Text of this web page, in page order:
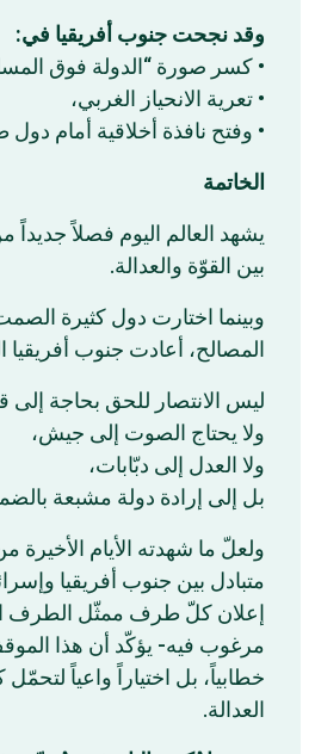
وقد نجحت جنوب أفريقيا في:
• كسر صورة “الدولة فوق
• تعرية الانحياز الغربي،
• وفتح نافذة أخلاقية أمام
الخاتمة
يشهد العالم اليوم فصلاً جديداً
بين القوّة والعدالة.
وبينما اختارت دول كثيرة
المصالح، أعادت جنوب أفريقيا
ليس الانتصار للحق بحاجة إلى
ولا يحتاج الصوت إلى جيش،
ولا العدل إلى دبّابات،
بل إلى إرادة دولة مشبعة
ولعلّ ما شهدته الأيام
متبادل بين جنوب أفريقيا
إعلان كلّ طرف ممثّل الطرف
مرغوب فيه- يؤكّد أن هذا
خطابياً، بل اختياراً واعياً لتحمّل
العدالة.